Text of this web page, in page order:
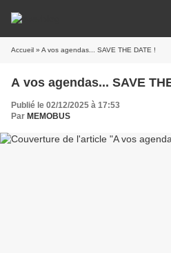
Accueil » A vos agendas... SAVE THE DATE !
A vos agendas... SAVE
Publié le 02/12/2025 à 17:53
Par MEMOBUS